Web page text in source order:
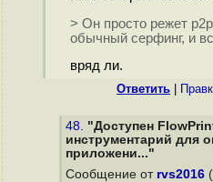
> Он просто режет
обычный серфинг, и
вряд ли.
Ответить
48. "Доступен
инструментарий для
приложени..."
Сообщение от rvs2016